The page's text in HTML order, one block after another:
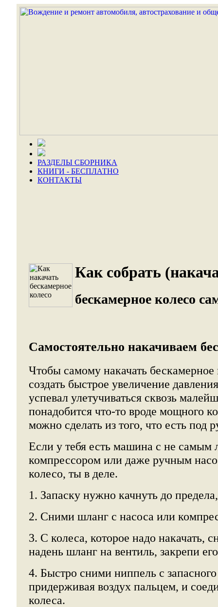
РАЗДЕЛЫ СБОРНИКА
КНИГИ - БЕСПЛАТНО
КОНТАКТЫ
Как собрать
бескамерное колесо
Самостоятельно накачиваем
Чтобы самому накачать
создать быстрое увеличение
успевал улетучиваться сквозь
понадобится что-то вроде мощного
можно сделать из того, что есть под
Если у тебя есть машина с не самым
компрессором или даже ручным
колесо, ты в деле.
1. Запаску нужно качнуть до
2. Сними шланг с насоса или
3. С колеса, которое надо накачать,
надень шланг на вентиль, закрепи
4. Быстро сними ниппель с
придерживая воздух пальцем, и
колеса.